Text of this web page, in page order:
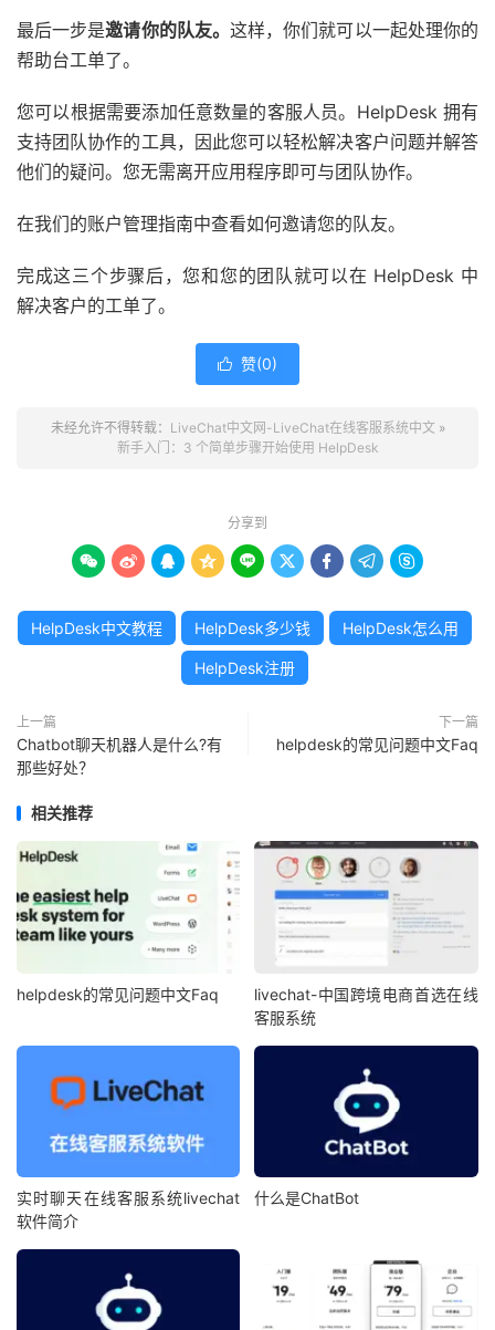
最后一步是邀请你的队友。 这样，你们就可以一起处理你的
帮助台工单了。
您可以根据需要添加任意数量的客服人员。HelpDesk 拥有
支持团队协作的工具，因此您可以轻松解决客户问题并解答
他们的疑问。您无需离开应用程序即可与团队协作。
在我们的账户管理指南中查看如何邀请您的队友。
完成这三个步骤后，您和您的团队就可以在 HelpDesk 中
解决客户的工单了。
 赞(0)
未经允许不得转载： LiveChat中文网-LiveChat在线客服系统中文»
新手入门：3 个简单步骤开始使用 HelpDesk
分享到
        
HelpDesk中文教程 HelpDesk多少钱 HelpDesk怎么用
HelpDesk注册
上一篇
Chatbot聊天机器人是什么?有
那些好处？
下一篇
helpdesk的常见问题中文Faq
相关推荐
helpdesk的常见问题中文Faq
livechat-中国跨境电商首选在线
客服系统
实时聊天在线客服系统livechat
软件简介
什么是ChatBot